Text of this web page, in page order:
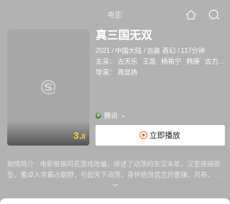
电影
3.8
真三国无双
2021 / 中国大陆 / 古装 奇幻 / 117分钟
主演：
古天乐 王凯 杨祐宁 韩庚
古力娜扎
导演：
周显扬
腾讯
立即播放
剧情简介 : 电影根据同名游戏改编，讲述了动荡的东汉末年，汉室摇摇欲
坠，董卓入京霸占朝野，引起天下动荡，身怀绝世武艺的曹操、吕布、刘
备、关羽、张飞等各路英雄豪杰纷纷崛起，一场群雄逐鹿的大混战正式拉